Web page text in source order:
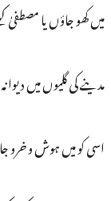
میں کھو جاؤں یا مصطفیٰ
مدینے کی گلیوں میں
اسی کو میں ہوش و خرو